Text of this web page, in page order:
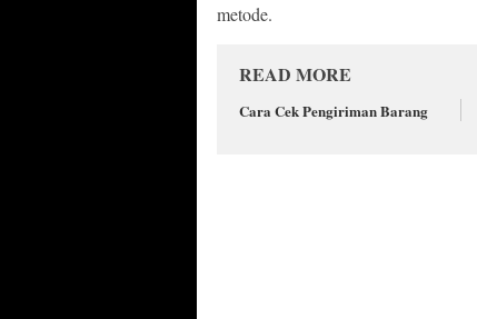
metode.
READ MORE
Cara Cek Pengiriman Barang